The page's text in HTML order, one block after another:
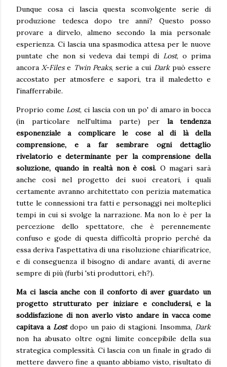
Dunque cosa ci lascia questa sconvolgente serie di
produzione tedesca dopo tre anni? Questo posso
provare a dirvelo, almeno secondo la mia personale
esperienza. Ci lascia una spasmodica attesa per le nuove
puntate che non si vedeva dai tempi di Lost, o prima
ancoraX-Filese Twin Peaks, serie a cui Dark può essere
accostato per atmosfere e sapori, tra il maledetto e
l'inafferrabile.
Proprio come Lost, ci lascia con un po' di amaro in bocca
(in particolare nell'ultima parte) per la tendenza
esponenziale a complicare le cose al di là della
comprensione, e a far sembrare ogni dettaglio
rivelatorio e determinante per la comprensione della
soluzione, quando in realtà non è così. O magari sarà
anche così nel progetto dei suoi creatori, i quali
certamente avranno architettato con perizia matematica
tutte le connessioni tra fatti e personaggi nei molteplici
tempi in cui si svolge la narrazione. Ma non lo è per la
percezione dello spettatore, che è perennemente
confuso e gode di questa difficoltà proprio perché da
essa deriva l'aspettativa di una risoluzione chiarificatrice,
e di conseguenza il bisogno di andare avanti, di averne
sempre di più (furbi 'sti produttori, eh?).
Ma ci lascia anche con il conforto di aver guardato un
progetto strutturato per iniziare e concludersi, e la
soddisfazione di non averlo visto andare in vacca come
capitava a Lostdopo un paio di stagioni. Insomma, Dark
non ha abusato oltre ogni limite concepibile della sua
strategica complessità. Ci lascia con un finale in grado di
mettere davvero fine a quanto abbiamo visto, risultato di